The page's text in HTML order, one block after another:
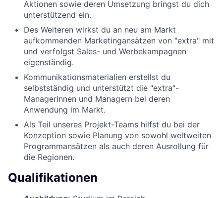
Aktionen sowie deren Umsetzung bringst du dich
unterstützend ein.
Des Weiteren wirkst du an neu am Markt
aufkommenden Marketingansätzen von "extra" mit
und verfolgst Sales- und Werbekampagnen
eigenständig.
Kommunikationsmaterialien erstellst du
selbstständig und unterstützt die "extra"-
Managerinnen und Managern bei deren
Anwendung im Markt.
Als Teil unseres Projekt-Teams hilfst du bei der
Konzeption sowie Planung von sowohl weltweiten
Programmansätzen als auch deren Ausrollung für
die Regionen.
Qualifikationen